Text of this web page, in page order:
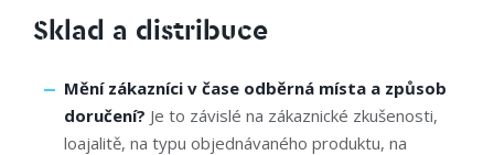
Sklad a distribuce
Mění zákazníci v čase odběrná místa a způsob
doručení? Je to závislé na zákaznické zkušenosti,
loajalitě, na typu objednávaného produktu, na